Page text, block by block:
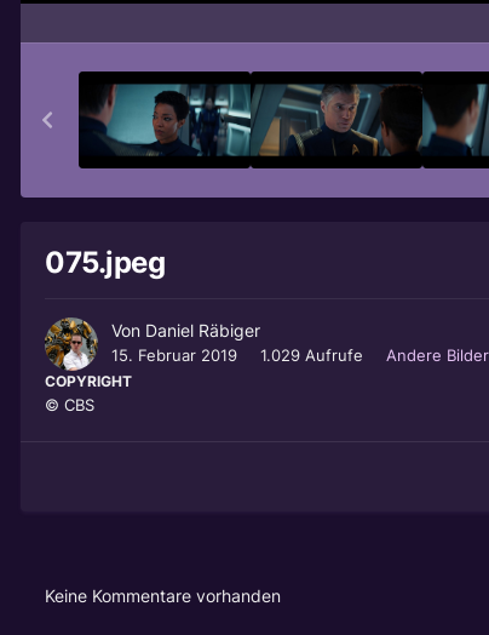
075.jpeg
Von Daniel Räbiger
15. Februar 2019 1.029 Aufrufe Andere
COPYRIGHT
© CBS
Keine Kommentare vorhanden